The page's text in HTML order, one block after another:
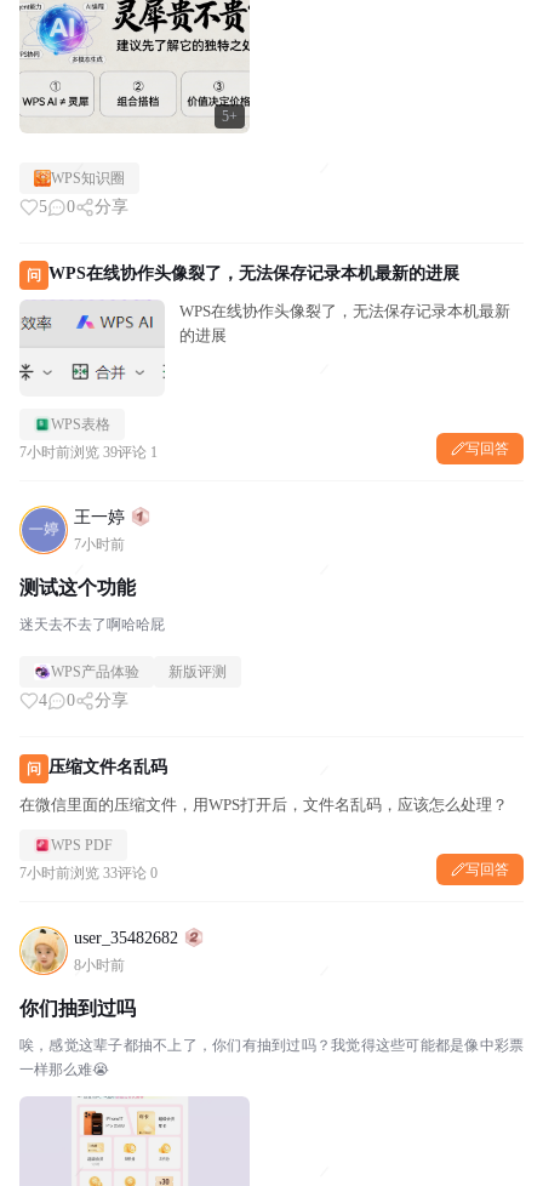
5+
WPS知识圈
5 0 分享
问 WPS在线协作头像裂了，无法保存记录本机最新的进展
WPS在线协作头像裂了，无法保存记录本机最新
的进展
WPS表格
7小时前浏览 39评论 1 写回答
王一婷
7小时前
测试这个功能
迷天去不去了啊哈哈屁
WPS产品体验 新版评测
4 0 分享
问 压缩文件名乱码
在微信里面的压缩文件，用WPS打开后，文件名乱码，应该怎么处理？
WPS PDF
7小时前浏览 33评论 0 写回答
user_35482682
8小时前
你们抽到过吗
唉，感觉这辈子都抽不上了，你们有抽到过吗？我觉得这些可能都是像中彩票
一样那么难😭